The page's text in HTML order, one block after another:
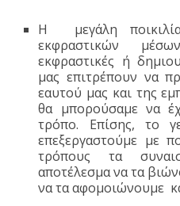
Η μεγάλη
εκφραστικών
εκφραστικές ή
μας επιτρέπουν να
εαυτού μας και της
θα μπορούσαμε να
τρόπο. Επίσης, το
επεξεργαστούμε με
τρόπους τα
αποτέλεσμα να τα
να τα αφομοιώνουμε